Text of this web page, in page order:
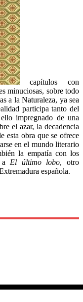
capítulos con
minuciosas, sobre todo
a la Naturaleza, ya sea
participa tanto del
impregnado de una
el azar, la decadencia
esta obra que se ofrece
en el mundo literario
la empatía con los
aEl último lobo, otro
española.